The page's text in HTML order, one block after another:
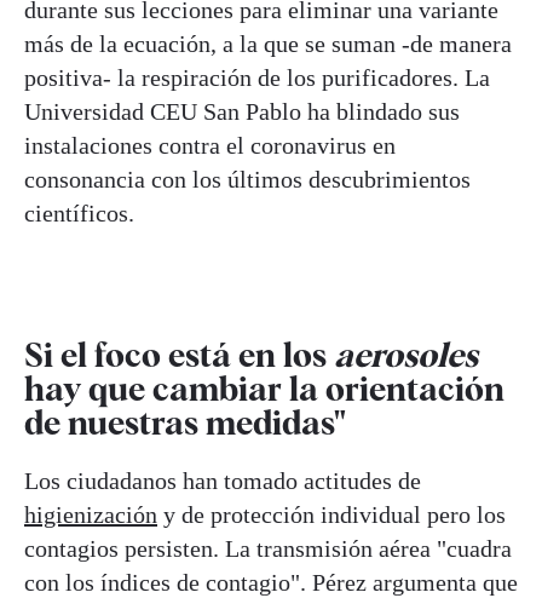
durante sus lecciones para eliminar una variante
más de la ecuación, a la que se suman -de manera
positiva- la respiración de los purificadores. La
Universidad CEU San Pablo ha blindado sus
instalaciones contra el coronavirus en
consonancia con los últimos descubrimientos
científicos.
Si el foco está en los aerosoles
hay que cambiar la orientación
de nuestras medidas"
Los ciudadanos han tomado actitudes de
higienización y de protección individual pero los
contagios persisten. La transmisión aérea "cuadra
con los índices de contagio". Pérez argumenta que